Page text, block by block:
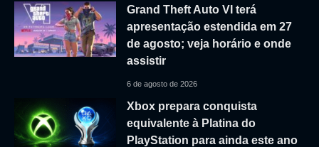
Grand Theft Auto VI terá
apresentação estendida em 27
de agosto; veja horário e onde
assistir
6 de agosto de 2026
Xbox prepara conquista
equivalente à Platina do
PlayStation para ainda este ano